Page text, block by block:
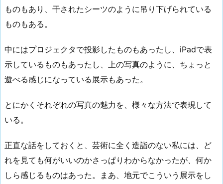
ものもあり、干されたシーツのように吊り下げられている
ものもある。
中にはプロジェクタで投影したものもあったし、iPadで表
示しているものもあったし、上の写真のように、ちょっと
遊べる感じになっている展示もあった。
とにかくそれぞれの写真の魅力を、様々な方法で表現して
いる。
正直な話をしておくと、芸術に全く造詣のない私には、ど
れを見ても何がいいのかさっぱりわからなかったが、何か
しら感じるものはあった。まあ、地元でこういう展示をし